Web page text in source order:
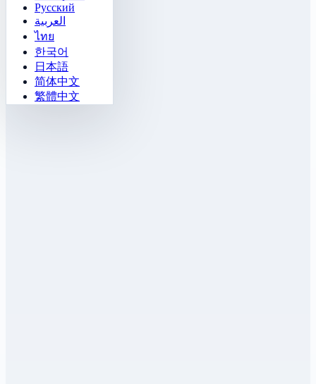
Русский
العربية
ไทย
한국어
日本語
简体中文
繁體中文